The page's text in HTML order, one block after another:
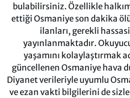
bulabilirsiniz. Özellikle
ettiği Osmaniye son dakika
ilanları, gerekli
yayınlanmaktadır.
yaşamını kolaylaştırmak
güncellenen Osmaniye hava
Diyanet verileriyle uyumlu
ve ezan vakti bilgilerini de